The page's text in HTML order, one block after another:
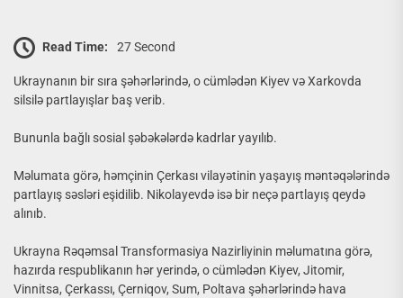
Read Time: 27 Second
Ukraynanın bir sıra şəhərlərində, o cümlədən Kiyev və Xarkovda
silsilə partlayışlar baş verib.
Bununla bağlı sosial şəbəkələrdə kadrlar yayılıb.
Məlumata görə, həmçinin Çerkası vilayətinin yaşayış məntəqələrində
partlayış səsləri eşidilib. Nikolayevdə isə bir neçə partlayış qeydə
alınıb.
Ukrayna Rəqəmsal Transformasiya Nazirliyinin məlumatına görə,
hazırda respublikanın hər yerində, o cümlədən Kiyev, Jitomir,
Vinnitsa, Çerkassı, Çerniqov, Sum, Poltava şəhərlərində hava